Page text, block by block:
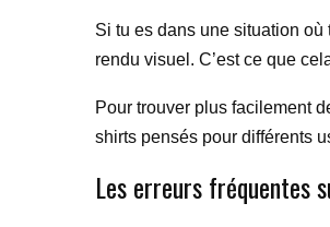
Si tu es dans une situation
rendu visuel. C’est ce que
Pour trouver plus facilement
shirts pensés pour différents
Les erreurs fréquentes